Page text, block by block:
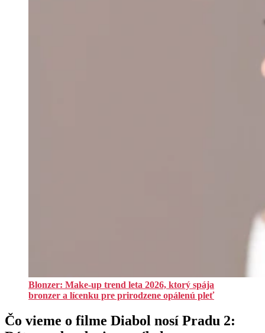
Blonzer: Make-up trend leta 2026, ktorý spája
bronzer a lícenku pre prirodzene opálenú pleť
Čo vieme o filme Diabol nosí Pradu 2: